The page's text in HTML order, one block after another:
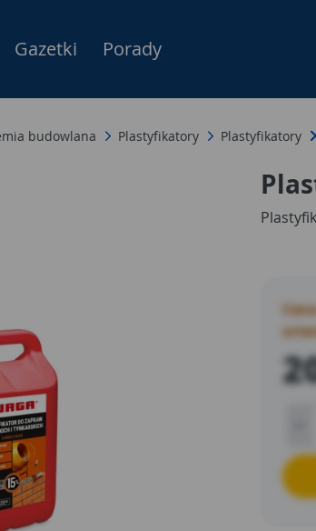
Menu
Gazetki Porady
budowlana Plastyfikatory Plastyfikatory